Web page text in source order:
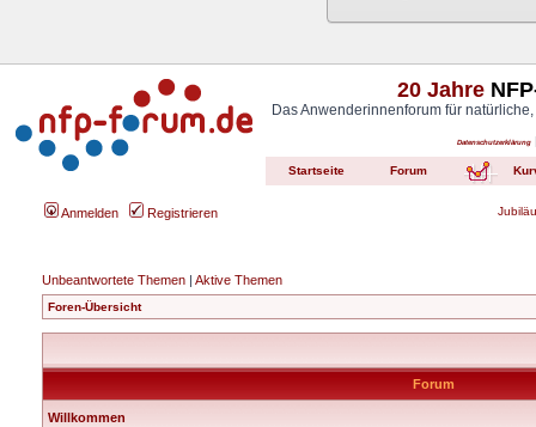
20 Jahre
Das Anwenderinnenforum für
Datenschutzerklärung
Startseite Forum
Anmelden Registrieren
Unbeantwortete Themen | Aktive Themen
Foren-Übersicht
Forum
Willkommen